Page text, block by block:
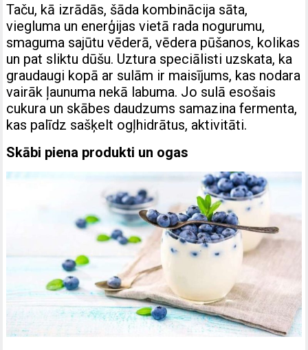
Taču, kā izrādās, šāda kombinācija sāta,
viegluma un enerģijas vietā rada nogurumu,
smaguma sajūtu vēderā, vēdera pūšanos, kolikas
un pat sliktu dūšu. Uztura speciālisti uzskata, ka
graudaugi kopā ar sulām ir maisījums, kas nodara
vairāk ļaunuma nekā labuma. Jo sulā esošais
cukura un skābes daudzums samazina fermenta,
kas palīdz sašķelt ogļhidrātus, aktivitāti.
Skābi piena produkti un ogas